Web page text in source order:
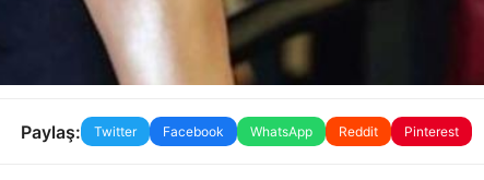
Paylaş: Twitter Facebook WhatsApp Reddit Pinterest